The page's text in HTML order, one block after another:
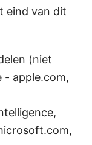
eind van dit
(niet
- apple.com,